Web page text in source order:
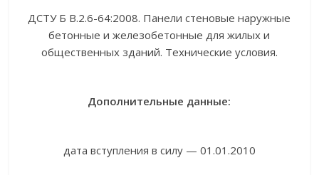
ДСТУ Б В.2.6-64:2008. Панели стеновые наружные
бетонные и железобетонные для жилых и
общественных зданий. Технические условия.
Дополнительные данные:
дата вступления в силу — 01.01.2010